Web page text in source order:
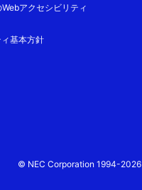
アクセシビリティ
基本方針
© NEC Corporation 1994-2026